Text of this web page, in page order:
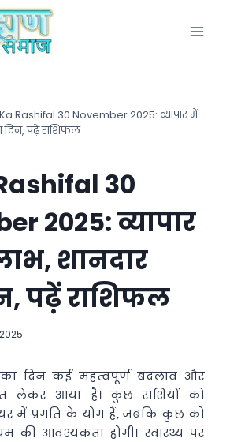
Rashifal 30 November 2025: व्यापार में
दिन, पढ़ें राशिफल
30
2025: व्यापार
शानदार
पढ़ें राशिफल
दिन कई महत्वपूर्ण बदलाव और
लेकर आया है। कुछ राशियों को
में प्रगति के योग हैं, जबकि कुछ को
की आवश्यकता होगी। स्वास्थ्य पर